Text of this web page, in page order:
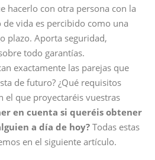
hacerlo con otra persona con la
vida es percibido como una
plazo. Aporta seguridad,
todo garantías.
exactamente las parejas que
de futuro? ¿Qué requisitos
el que proyectaréis vuestras
en cuenta si queréis obtener
a día de hoy? Todas estas
en el siguiente artículo.